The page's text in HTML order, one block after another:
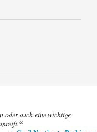
oder auch eine wichtige
“